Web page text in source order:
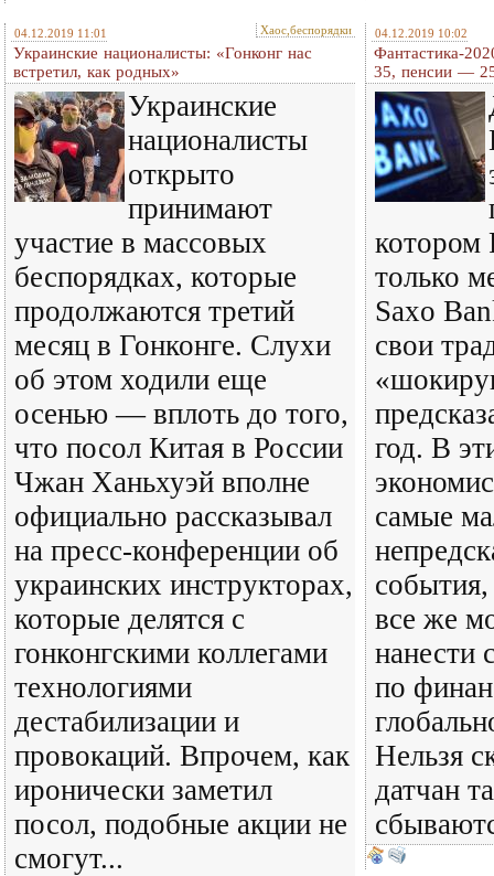
04.12.2019 11:01 Хаос,беспорядки
Украинские националисты: «Гонконг нас
встретил, как родных»
Украинские
националисты
открыто
принимают
участие в массовых
беспорядках, которые
продолжаются третий
месяц в Гонконге. Слухи
об этом ходили еще
осенью — вплоть до того,
что посол Китая в России
Чжан Ханьхуэй вполне
официально рассказывал
на пресс-конференции об
украинских инструкторах,
которые делятся с
гонконгскими коллегами
технологиями
дестабилизации и
провокаций. Впрочем, как
иронически заметил
посол, подобные акции не
смогут...
04.12.2019 10:02
Фантастика-
35, пенсии —
котором
только
Saxo
свои
год. В
самые
все же
нанести
по
Нельзя
датчан